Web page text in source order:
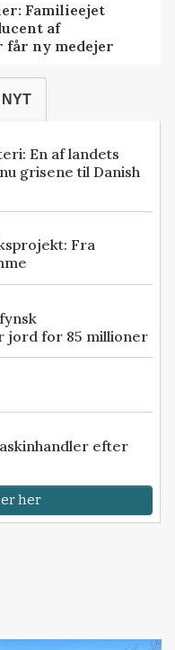
Familieejet
af
får ny medejer
En af landets
grisene til Danish
Fra
jord for 85 millioner
efter
her